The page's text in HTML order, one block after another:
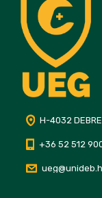
H-4032
+36 52 512